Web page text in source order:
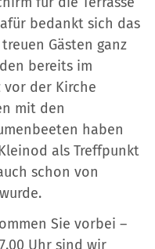
bedankt sich das
Gästen ganz
bereits im
der Kirche
mit den
haben
als Treffpunkt
schon von
Sie vorbei –
Uhr sind wir